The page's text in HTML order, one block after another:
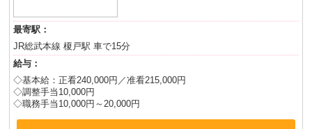
最寄駅：
JR総武本線 榎戸駅 車で15分
給与：
◇基本給：正看240,000円／准看215,000円
◇調整手当10,000円
◇職務手当10,000円～20,000円